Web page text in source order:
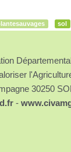
sol
30250
-